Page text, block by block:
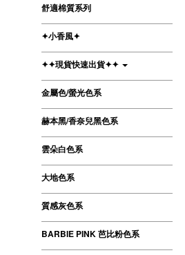
舒適棉質系列
✦小香風✦
✦✦現貨快速出貨✦✦
金屬色/螢光色系
赫本黑/香奈兒黑色系
雲朵白色系
大地色系
質感灰色系
BARBIE PINK 芭比粉色系